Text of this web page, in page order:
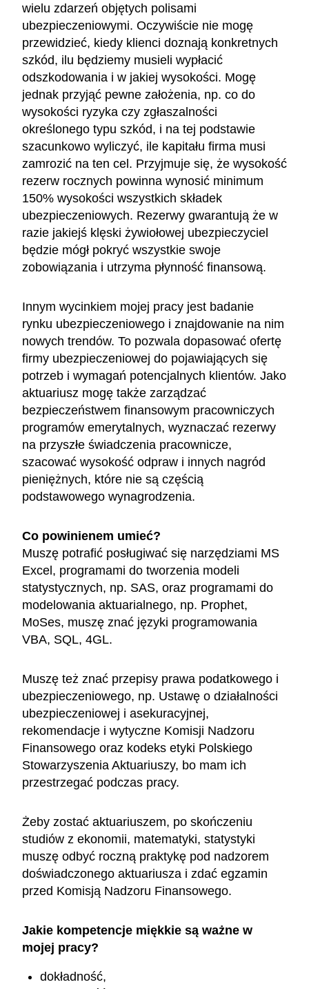
wielu zdarzeń objętych polisami
ubezpieczeniowymi. Oczywiście nie mogę
przewidzieć, kiedy klienci doznają konkretnych
szkód, ilu będziemy musieli wypłacić
odszkodowania i w jakiej wysokości. Mogę
jednak przyjąć pewne założenia, np. co do
wysokości ryzyka czy zgłaszalności
określonego typu szkód, i na tej podstawie
szacunkowo wyliczyć, ile kapitału firma musi
zamrozić na ten cel. Przyjmuje się, że wysokość
rezerw rocznych powinna wynosić minimum
150% wysokości wszystkich składek
ubezpieczeniowych. Rezerwy gwarantują że w
razie jakiejś klęski żywiołowej ubezpieczyciel
będzie mógł pokryć wszystkie swoje
zobowiązania i utrzyma płynność finansową.
Innym wycinkiem mojej pracy jest badanie
rynku ubezpieczeniowego i znajdowanie na nim
nowych trendów. To pozwala dopasować ofertę
firmy ubezpieczeniowej do pojawiających się
potrzeb i wymagań potencjalnych klientów. Jako
aktuariusz mogę także zarządzać
bezpieczeństwem finansowym pracowniczych
programów emerytalnych, wyznaczać rezerwy
na przyszłe świadczenia pracownicze,
szacować wysokość odpraw i innych nagród
pieniężnych, które nie są częścią
podstawowego wynagrodzenia.
Co powinienem umieć?
Muszę potrafić posługiwać się narzędziami MS
Excel, programami do tworzenia modeli
statystycznych, np. SAS, oraz programami do
modelowania aktuarialnego, np. Prophet,
MoSes, muszę znać języki programowania
VBA, SQL, 4GL.
Muszę też znać przepisy prawa podatkowego i
ubezpieczeniowego, np. Ustawę o działalności
ubezpieczeniowej i asekuracyjnej,
rekomendacje i wytyczne Komisji Nadzoru
Finansowego oraz kodeks etyki Polskiego
Stowarzyszenia Aktuariuszy, bo mam ich
przestrzegać podczas pracy.
Żeby zostać aktuariuszem, po skończeniu
studiów z ekonomii, matematyki, statystyki
muszę odbyć roczną praktykę pod nadzorem
doświadczonego aktuariusza i zdać egzamin
przed Komisją Nadzoru Finansowego.
Jakie kompetencje miękkie są ważne w
mojej pracy?
dokładność,